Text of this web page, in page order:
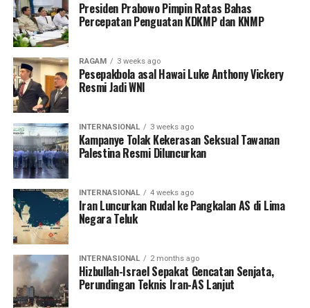
Presiden Prabowo Pimpin Ratas Bahas
Percepatan Penguatan KDKMP dan KNMP
RAGAM 3 weeks ago
Pesepakbola asal Hawai Luke Anthony Vickery
Resmi Jadi WNI
INTERNASIONAL 3 weeks ago
Kampanye Tolak Kekerasan Seksual Tawanan
Palestina Resmi Diluncurkan
INTERNASIONAL 4 weeks ago
Iran Luncurkan Rudal ke Pangkalan AS di Lima
Negara Teluk
INTERNASIONAL 2 months ago
Hizbullah-Israel Sepakat Gencatan Senjata,
Perundingan Teknis Iran-AS Lanjut